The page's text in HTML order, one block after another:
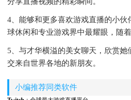
4、能够和更多喜欢游戏直播的小伙
球休闲和专业游戏界中最耀眼，随着
5、与才华横溢的美女聊天，欣赏
交来自世界各地的新朋友。
小编推荐同类软件